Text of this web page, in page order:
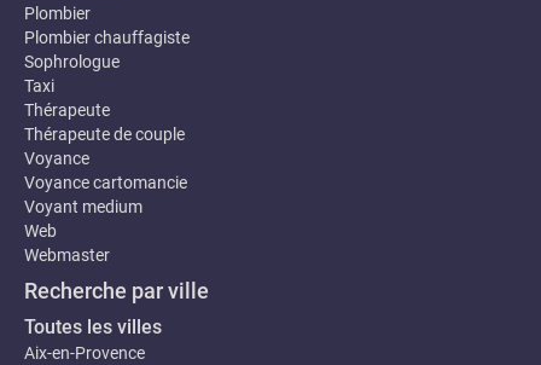
Plombier
Plombier chauffagiste
Sophrologue
Taxi
Thérapeute
Thérapeute de couple
Voyance
Voyance cartomancie
Voyant medium
Web
Webmaster
Recherche par ville
Toutes les villes
Aix-en-Provence